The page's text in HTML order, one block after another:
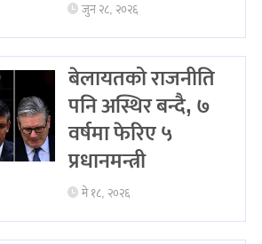
जुन २८, २०२६
बेलायतको राजनीति
पनि अस्थिर बन्दै, ७
वर्षमा फेरिए ५
प्रधानमन्त्री
मे १८, २०२६